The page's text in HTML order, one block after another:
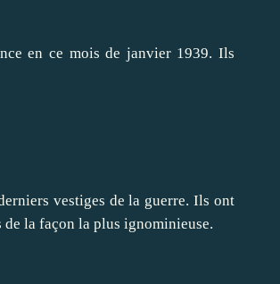
en ce mois de janvier 1939. Ils
vestiges de la guerre. Ils ont
de la façon la plus ignominieuse.